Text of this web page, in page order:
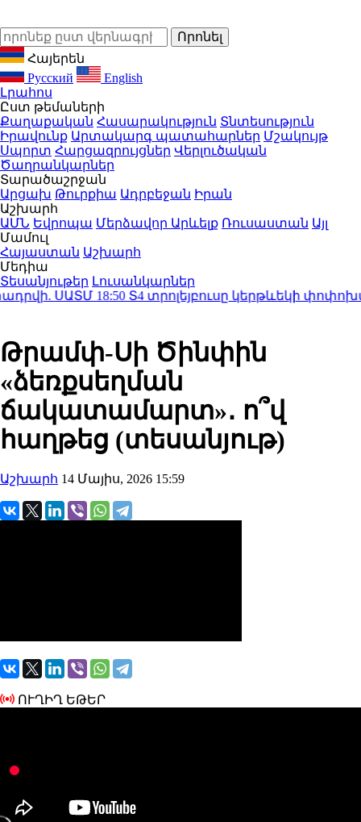
Հայերեն
Русский
English
Լրահոս
Ըստ թեմաների
Քաղաքական Հասարակություն Տնտեսություն
Իրավունք Արտակարգ պատահարներ Մշակույթ
Սպորտ Հարցազրույցներ Վերլուծական
Ծաղրանկարներ
Տարածաշրջան
Արցախ Թուրքիա Ադրբեջան Իրան
Աշխարհ
ԱՄՆ Եվրոպա Մերձավոր Արևելք Ռուսաստան Այլ
Մամուլ
Հայաստան Աշխարհ
Մեդիա
Տեսանյութեր Լուսանկարներ
ՍԱՏՄ18:50Տ4 տրոլեյբուսը կերթևեկի
Թրամփ-Սի Ծինփին
«ձեռքսեղման
ճակատամարտ»․ ո՞վ
հաղթեց (տեսանյութ)
Աշխարհ 14 Մայիս, 2026 15:59
ՈՒՂԻՂ ԵԹԵՐ